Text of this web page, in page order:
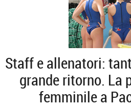
Staff e allenatori:
grande ritorno. La
femminile a